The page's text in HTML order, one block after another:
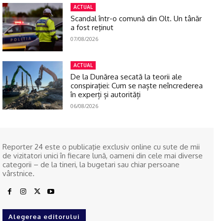
ACTUAL
Scandal într-o comună din Olt. Un tânăr
a fost reţinut
07/08/2026
ACTUAL
De la Dunărea secată la teorii ale
conspirației: Cum se naște neîncrederea
în experți și autorități
06/08/2026
Reporter 24 este o publicaţie exclusiv online cu sute de mii
de vizitatori unici în fiecare lună, oameni din cele mai diverse
categorii – de la tineri, la bugetari sau chiar persoane
vârstnice.
Alegerea editorului